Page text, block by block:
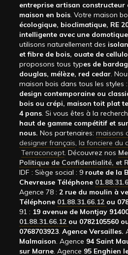
entreprise artisan constructeur
maison en bois. Votre maison
écologique, bioclimatique, RE
intelligente avec une
utilisons naturellement des
et fibre de bois, ouate de
proposons tous types de
douglas, mélèze, red cedar.
maison bois dans tous les styles :
design contemporaine ou
bois ou crépi, maison toit plat
4 pans. Si vous êtes à la
haut de gamme compétitif et
nous. Nos partenaires: maisons
designer français, la fonciere du
Terraconcept. Découvrez nos
Politique de Confidentialité, et
IDF : Siège social : 9 route de la
Chevreuse Téléphone
Agence 78 : 2 rue du moulin à
Téléphone 01.88.31.66.12 ou
91 : 19 avenue de Montjay
01.88.31.66.12 ou 0782105560
0768703923. Agence Versailles.
Malmaison. Agence 94 Saint
sur Marne. Agence 95 Enghien